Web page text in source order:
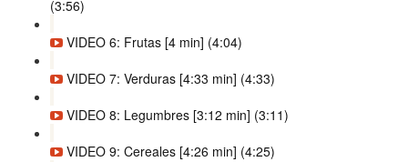
(3:56)
VIDEO 6: Frutas [4 min] (4:04)
VIDEO 7: Verduras [4:33 min] (4:33)
VIDEO 8: Legumbres [3:12 min] (3:11)
VIDEO 9: Cereales [4:26 min] (4:25)